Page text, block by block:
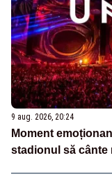
9 aug. 2026, 20:24
Moment
stadionul să cânte